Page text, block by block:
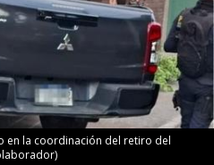
en la coordinación del retiro del